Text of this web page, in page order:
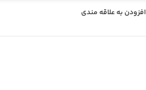
افزودن به علاقه مندی